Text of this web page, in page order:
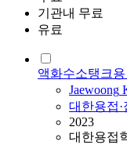
기관내 무료
유료
액화수소탱크
Jaewoong
대한용접·
2023
대한용접